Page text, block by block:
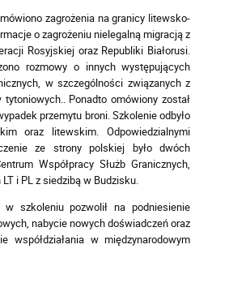
zagrożenia na granicy litewsko-
o zagrożeniu nielegalną migracją z
Rosyjskiej oraz Republiki Białorusi.
rozmowy o innych występujących
w szczególności związanych z
Ponadto omówiony został
przemytu broni. Szkolenie odbyło
oraz litewskim. Odpowiedzialnymi
ze strony polskiej było dwóch
Współpracy Służb Granicznych,
i PL z siedzibą w Budzisku.
w szkoleniu pozwolił na podniesienie
nabycie nowych doświadczeń oraz
współdziałania w międzynarodowym